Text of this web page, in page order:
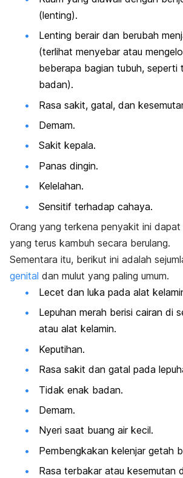
(lenting).
Lenting berair dan berubah
(terlihat menyebar atau
beberapa bagian tubuh, seperti
badan).
Rasa sakit, gatal, dan
Demam.
Sakit kepala.
Panas dingin.
Kelelahan.
Sensitif terhadap cahaya.
Orang yang terkena penyakit ini dapat
yang terus kambuh secara berulang.
Sementara itu, berikut ini adalah
genital dan mulut yang paling umum.
Lecet dan luka pada alat
Lepuhan merah berisi cairan di
atau alat kelamin.
Keputihan.
Rasa sakit dan gatal pada
Tidak enak badan.
Demam.
Nyeri saat buang air kecil.
Pembengkakan kelenjar getah
Rasa terbakar atau kesemutan